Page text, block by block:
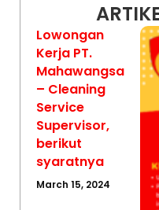
Lowongan
Kerja PT.
Mahawangsa
– Cleaning
Service
Supervisor,
berikut
syaratnya
March 15, 2024